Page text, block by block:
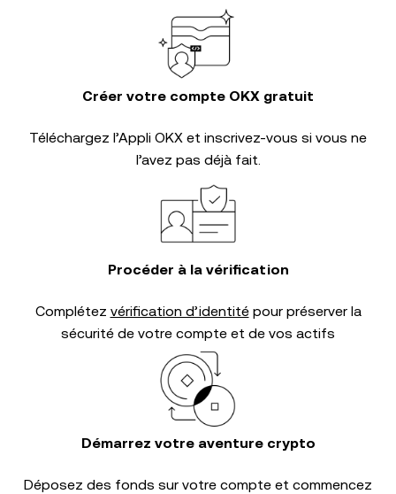
Créer votre compte OKX gratuit
Téléchargez l’Appli OKX et inscrivez-vous si vous ne
l’avez pas déjà fait.
Procéder à la vérification
Complétez vérification d’identitépour préserver la
sécurité de votre compte et de vos actifs
Démarrez votre aventure crypto
Déposez des fonds sur votre compte et commencez